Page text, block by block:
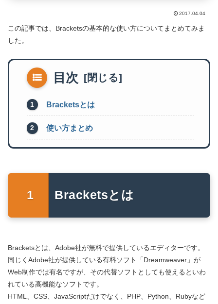
2017.04.04
この記事では、Bracketsの基本的な使い方についてまとめてみま
した。
目次
Bracketsとは
使い方まとめ
Bracketsとは
Bracketsとは、Adobe社が無料で提供しているエディターです。
同じくAdobe社が提供している有料ソフト「Dreamweaver」が
Web制作では有名ですが、その代替ソフトとしても使えるといわ
れている高機能なソフトです。
HTML、CSS、JavaScriptだけでなく、PHP、Python、Rubyなど